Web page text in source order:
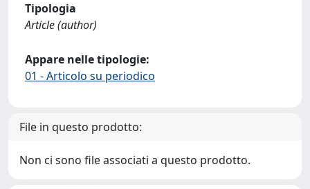
Tipologia
Article (author)
Appare nelle tipologie:
01 - Articolo su periodico
File in questo prodotto:
Non ci sono file associati a questo prodotto.